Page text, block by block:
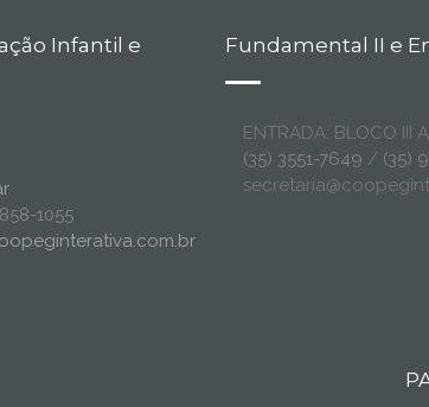
Infantil e
1055
Fundamental II e
ENTRADA: BLOCO III
(35) 3551-7649 / (35)